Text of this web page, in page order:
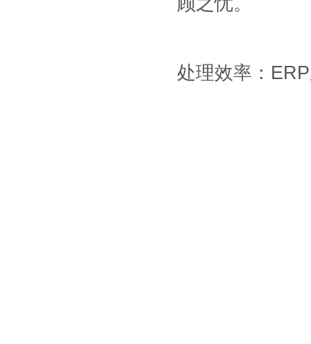
处理效率： ERP